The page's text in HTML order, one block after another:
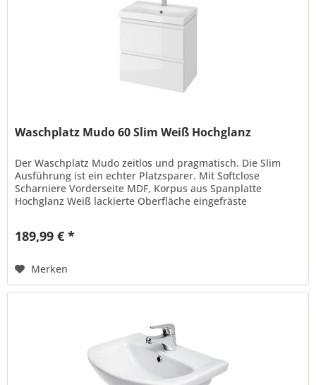
Waschplatz Mudo 60 Slim Weiß Hochglanz
Der Waschplatz Mudo zeitlos und pragmatisch. Die Slim
Ausführung ist ein echter Platzsparer. Mit Softclose
Scharniere Vorderseite MDF, Korpus aus Spanplatte
Hochglanz Weiß lackierte Oberfläche eingefräste
189,99 € *
Merken